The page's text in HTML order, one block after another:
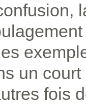
un
fois